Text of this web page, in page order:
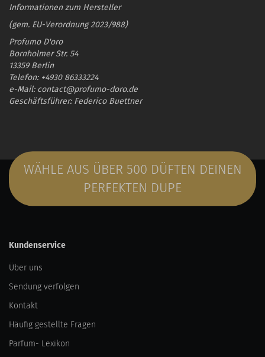
Informationen zum Hersteller
(gem. EU-Verordnung 2023/988)
Profumo D'oro
Bornholmer Str. 54
13359 Berlin
Telefon: +4930 86333224
e-Mail: contact@profumo-doro.de
Geschäftsführer: Federico Buettner
WÄHLE AUS ÜBER 500 DÜFTEN DEINEN
PERFEKTEN DUPE
Kundenservice
Über uns
Sendung verfolgen
Kontakt
Häufig gestellte Fragen
Parfum- Lexikon